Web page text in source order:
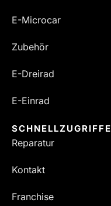
E-Microcar
Zubehör
E-Dreirad
E-Einrad
SCHNELLZUGRIFFE
Reparatur
Kontakt
Franchise